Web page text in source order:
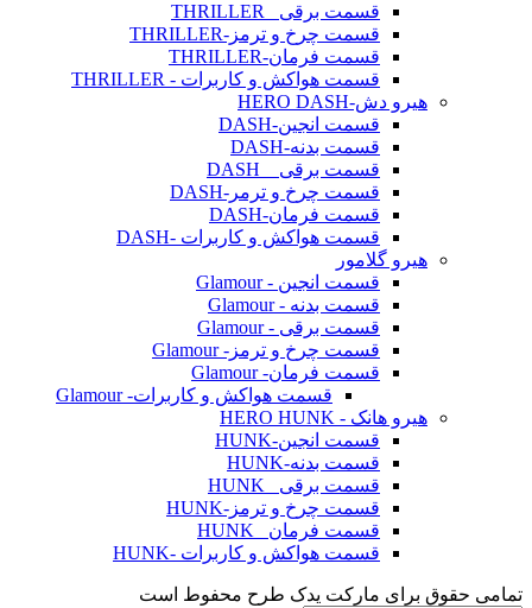
قسمت برقی _THRILLER
قسمت چرخ و ترمز-THRILLER
قسمت فرمان-THRILLER
قسمت هواکش و کاربرات - THRILLER
هیرو دش-HERO DASH
قسمت انجین-DASH
قسمت بدنه-DASH
قسمت برقی _ DASH
قسمت چرخ و ترمر-DASH
قسمت فرمان-DASH
قسمت هواکش و کاربرات -DASH
هیرو گلامور
قسمت انجین - Glamour
قسمت بدنه - Glamour
قسمت برقی - Glamour
قسمت چرخ و ترمز- Glamour
قسمت فرمان- Glamour
قسمت هواکش و کاربرات- Glamour
هیرو هانک - HERO HUNK
قسمت انجین-HUNK
قسمت بدنه-HUNK
قسمت برقی _HUNK
قسمت چرخ و ترمز-HUNK
قسمت فرمان _HUNK
قسمت هواکش و کاربرات -HUNK
برای مارکت یدک طرح محفوط است